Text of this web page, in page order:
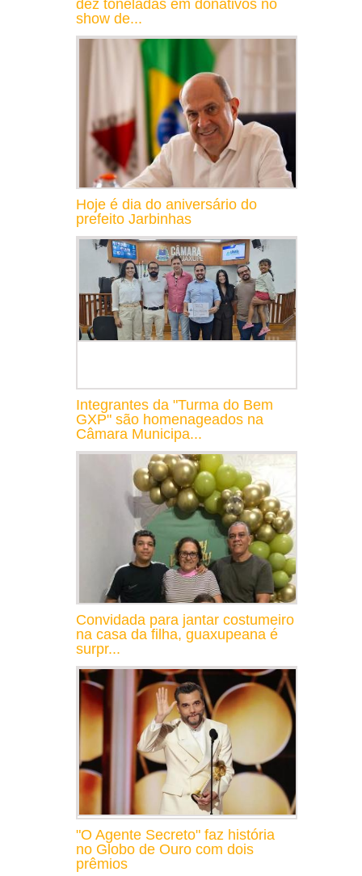
dez toneladas em donativos no
show de...
Hoje é dia do aniversário do
prefeito Jarbinhas
Integrantes da "Turma do Bem
GXP" são homenageados na
Câmara Municipa...
Convidada para jantar costumeiro
na casa da filha, guaxupeana é
surpr...
"O Agente Secreto" faz história
no Globo de Ouro com dois
prêmios